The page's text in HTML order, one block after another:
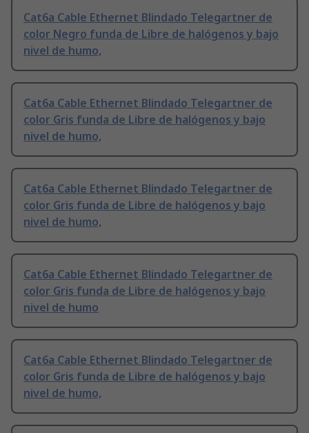
Cat6a Cable Ethernet Blindado Telegartner de
color Negro funda de Libre de halógenos y bajo
nivel de humo,
Cat6a Cable Ethernet Blindado Telegartner de
color Gris funda de Libre de halógenos y bajo
nivel de humo,
Cat6a Cable Ethernet Blindado Telegartner de
color Gris funda de Libre de halógenos y bajo
nivel de humo,
Cat6a Cable Ethernet Blindado Telegartner de
color Gris funda de Libre de halógenos y bajo
nivel de humo
Cat6a Cable Ethernet Blindado Telegartner de
color Gris funda de Libre de halógenos y bajo
nivel de humo,